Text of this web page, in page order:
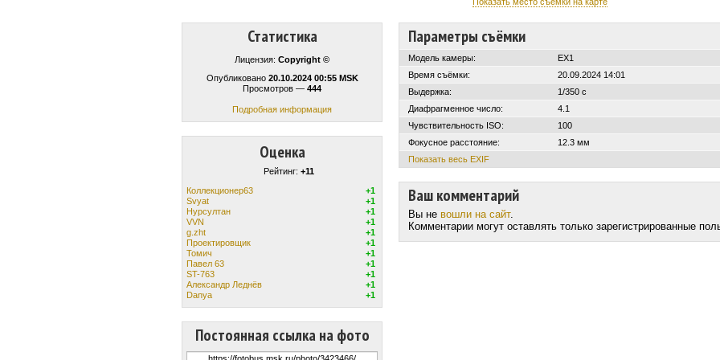
Статистика
Лицензия: Copyright ©
Опубликовано 20.10.2024 00:55 MSK
Просмотров — 444
Подробная информация
Оценка
Рейтинг: +11
Коллекционер63
+1
Svyat
+1
Нурсултан
+1
VVN
+1
g.zht
+1
Проектировщик
+1
Томич
+1
Павел 63
+1
ST-763
+1
Александр Леднёв
+1
Danya
+1
Постоянная ссылка на фото
Параметры съёмки
Модель камеры:
EX1
Время съёмки:
20.09.2024 14:01
Выдержка:
1/350 с
Диафрагменное число:
4.1
Чувствительность ISO:
100
Фокусное расстояние:
12.3 мм
Показать весь EXIF
Ваш комментарий
Вы не вошли на сайт.
Комментарии могут оставлять только зарегистрированные